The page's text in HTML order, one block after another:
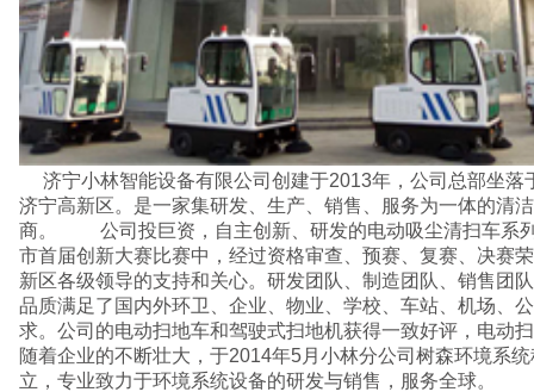
济宁高新区。是一家集研发、生产、销售、服务为一体的清
商。 公司投巨资，自主创新、研发的电动吸尘清扫车系
市首届创新大赛比赛中，经过资格审查、预赛、复赛、决赛
新区各级领导的支持和关心。研发团队、制造团队、销售团
品质满足了国内外环卫、企业、物业、学校、车站、机场、
求。公司的电动扫地车和驾驶式扫地机获得一致好评，电动
随着企业的不断壮大，于2014年5月小林分公司树森环境系
立，专业致力于环境系统设备的研发与销售，服务全球。